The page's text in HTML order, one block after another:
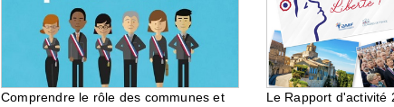
Comprendre le rôle des communes et
Le Rapport d'activité